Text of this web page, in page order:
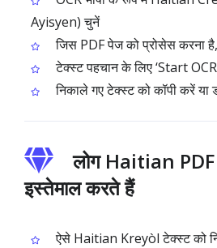
Ayisyen) चुनें
जिस PDF पेज को प्रोसेस करना
टेक्स्ट पहचान के लिए ‘Start
निकाले गए टेक्स्ट को कॉपी करें या
लोग Haitian PDF
इस्तेमाल करते हैं
ऐसे Haitian Kreyòl टेक्स्ट को